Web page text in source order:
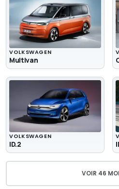
VOLKSWAGEN
Multivan
VOLKSWAGEN
ID.2
VOIR 46